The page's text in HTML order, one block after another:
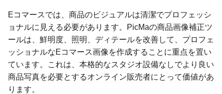
Eコマースでは、商品のビジュアルは清潔でプロフェッシ
ョナルに見える必要があります。PicMaの商品画像補正ツ
ールは、鮮明度、照明、ディテールを改善して、プロフェ
ッショナルなEコマース画像を作成することに重点を置い
ています。これは、本格的なスタジオ設備なしでより良い
商品写真を必要とするオンライン販売者にとって価値があ
ります。